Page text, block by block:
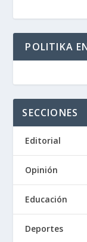
POLITIKA
SECCIONES
Editorial
Opinión
Educación
Deportes